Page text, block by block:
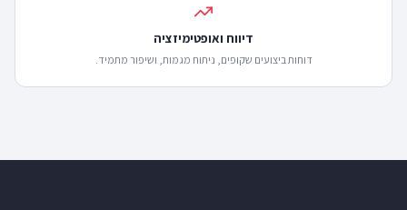
דיווח ואופטימיזציה
דוחות ביצועים שקופים, ניתוח מגמות, ושיפור מתמיד.